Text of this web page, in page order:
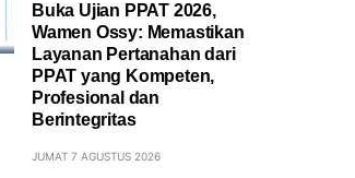
Buka Ujian PPAT 2026,
Wamen Ossy: Memastikan
Layanan Pertanahan dari
PPAT yang Kompeten,
Profesional dan
Berintegritas
JUMAT 7 AGUSTUS 2026